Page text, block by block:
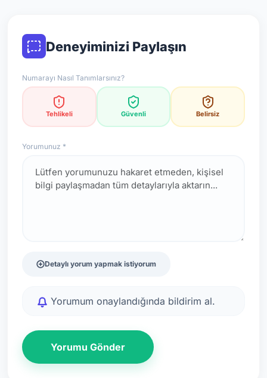
resmi doğrulama niteliği taşımaz.
*Not: Değerlendirmeler onaylı kullanıcı yorumlarına göre
güncellenir.
Deneyiminizi Paylaşın
Numarayı Nasıl Tanımlarsınız?
Tehlikeli Güvenli Belirsiz
Yorumunuz *
Detaylı yorum yapmak istiyorum
Yorumum onaylandığında bildirim al.
Yorumu Gönder